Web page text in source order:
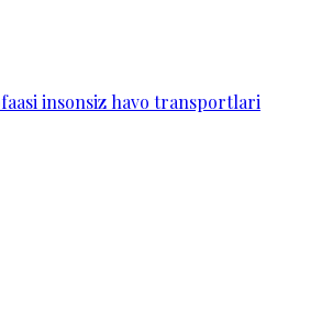
insonsiz havo transportlari